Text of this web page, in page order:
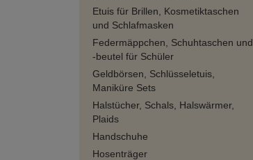
Etuis für Brillen, Kosmetiktaschen
und Schlafmasken
Federmäppchen, Schuhtaschen und
-beutel für Schüler
Geldbörsen, Schlüsseletuis,
Maniküre Sets
Halstücher, Schals, Halswärmer,
Plaids
Handschuhe
Hosenträger